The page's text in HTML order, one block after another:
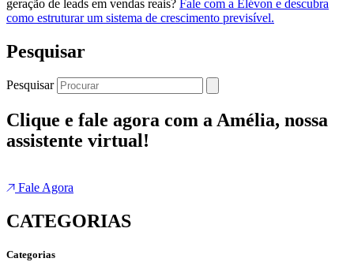
geração de leads em vendas reais? Fale com a Elévon e descubra
como estruturar um sistema de crescimento previsível.
Pesquisar
Pesquisar
Clique e fale agora com a Amélia, nossa
assistente virtual!
Fale Agora
CATEGORIAS
Categorias